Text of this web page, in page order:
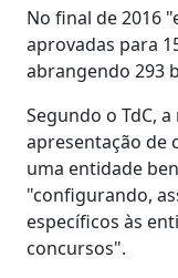
No final de 2016
aprovadas para
abrangendo 293
Segundo o TdC,
apresentação de
uma entidade
"configurando,
específicos às
concursos".